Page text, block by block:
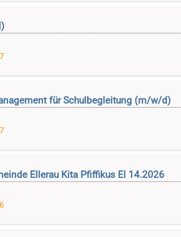
für Schulbegleitung (m/w/d)
Ellerau Kita Pfiffikus El 14.2026